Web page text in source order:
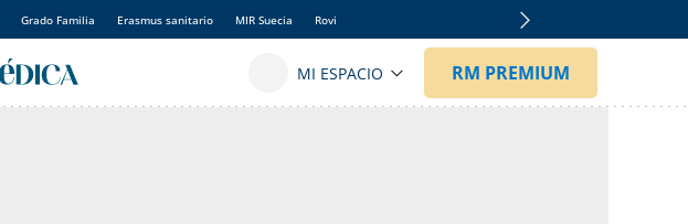
Grado Familia Erasmus sanitario MIR Suecia Rovi